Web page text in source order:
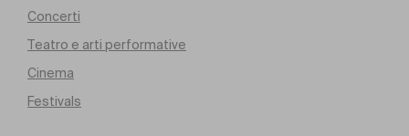
Concerti
Teatro e arti performative
Cinema
Festivals